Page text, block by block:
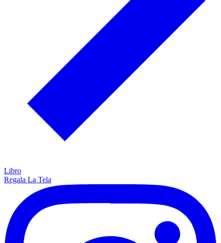
Libro
Regala La Tela